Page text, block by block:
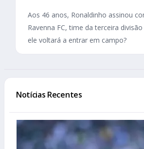
Aos 46 anos, Ronaldinho assinou
Ravenna FC, time da terceira
ele voltará a entrar em campo?
Notícias Recentes